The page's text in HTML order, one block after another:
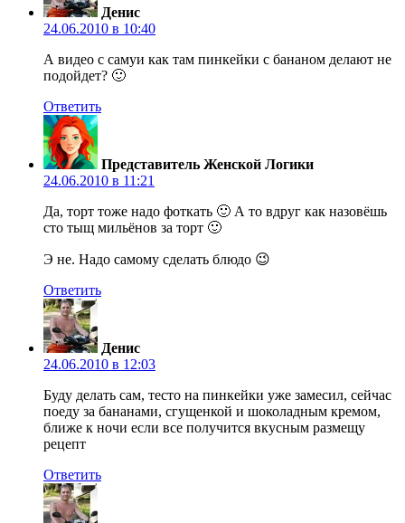
Денис
24.06.2010 в 10:40
А видео с самуи как там пинкейки с бананом делают не
подойдет? 🙂
Ответить
Представитель Женской Логики
24.06.2010 в 11:21
Да, торт тоже надо фоткать 🙂 А то вдруг как назовёшь
сто тыщ мильёнов за торт 🙂
Э не. Надо самому сделать блюдо 😉
Ответить
Денис
24.06.2010 в 12:03
Буду делать сам, тесто на пинкейки уже замесил, сейчас
поеду за бананами, сгущенкой и шоколадным кремом,
ближе к ночи если все получится вкусным размещу
рецепт
Ответить